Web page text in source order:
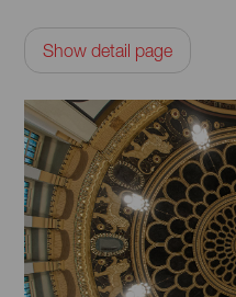
Show detail page